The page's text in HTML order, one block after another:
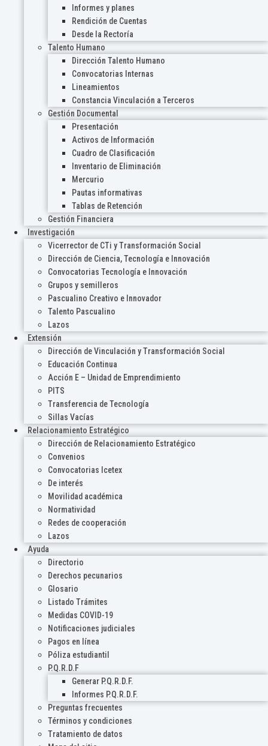
Informes y planes
Rendición de Cuentas
Desde la Rectoría
Talento Humano
Dirección Talento Humano
Convocatorias Internas
Lineamientos
Constancia Vinculación a Terceros
Gestión Documental
Presentación
Activos de Información
Cuadro de Clasificación
Inventario de Eliminación
Mercurio
Pautas informativas
Tablas de Retención
Gestión Financiera
Investigación
Vicerrector de CTi y Transformación Social
Dirección de Ciencia, Tecnología e Innovación
Convocatorias Tecnología e Innovación
Grupos y semilleros
Pascualino Creativo e Innovador
Talento Pascualino
Lazos
Extensión
Dirección de Vinculación y Transformación Social
Educación Continua
Acción E – Unidad de Emprendimiento
PITS
Transferencia de Tecnología
Sillas Vacías
Relacionamiento Estratégico
Dirección de Relacionamiento Estratégico
Convenios
Convocatorias Icetex
De interés
Movilidad académica
Normatividad
Redes de cooperación
Lazos
Ayuda
Directorio
Derechos pecunarios
Glosario
Listado Trámites
Medidas COVID-19
Notificaciones judiciales
Pagos en línea
Póliza estudiantil
P.Q.R.D.F
Generar P.Q.R.D.F.
Informes P.Q.R.D.F.
Preguntas frecuentes
Términos y condiciones
Tratamiento de datos